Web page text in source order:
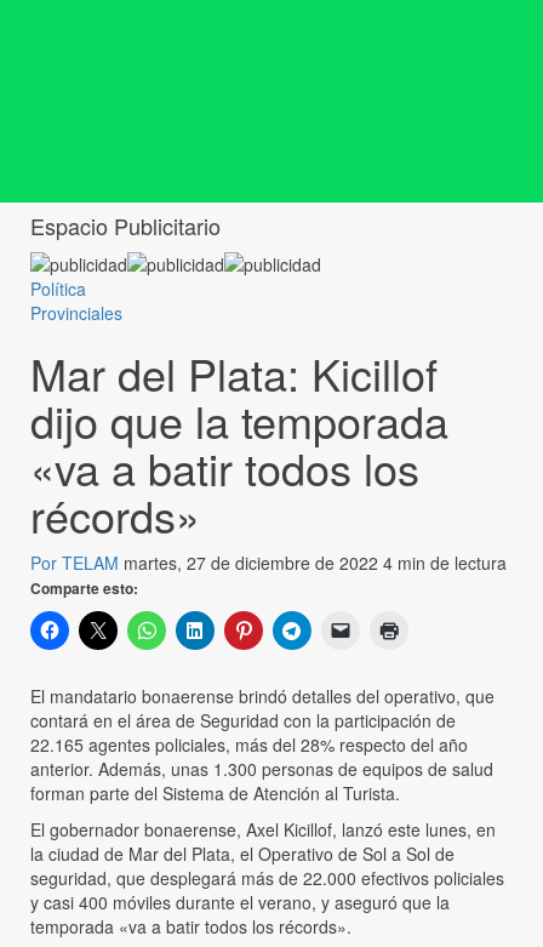
Espacio Publicitario
Política
Provinciales
Mar del Plata: Kicillof
dijo que la temporada
«va a batir todos los
récords»
Por TELAM martes, 27 de diciembre de 2022 4 min de lectura
Comparte esto:
El mandatario bonaerense brindó detalles del operativo, que
contará en el área de Seguridad con la participación de
22.165 agentes policiales, más del 28% respecto del año
anterior. Además, unas 1.300 personas de equipos de salud
forman parte del Sistema de Atención al Turista.
El gobernador bonaerense, Axel Kicillof, lanzó este lunes, en
la ciudad de Mar del Plata, el Operativo de Sol a Sol de
seguridad, que desplegará más de 22.000 efectivos policiales
y casi 400 móviles durante el verano, y aseguró que la
temporada «va a batir todos los récords».